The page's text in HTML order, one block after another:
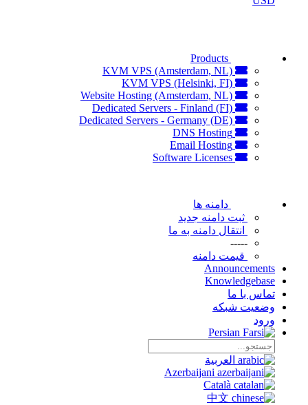
Products
دامنه ها
ثبت دامنه جدید
انتقال دامنه به ما
-----
قیمت دامنه
Announcements
Knowledgebase
تماس با ما
وضعیت شبکه
ورود
Persian
العربية
Azerbaijani
Català
中文